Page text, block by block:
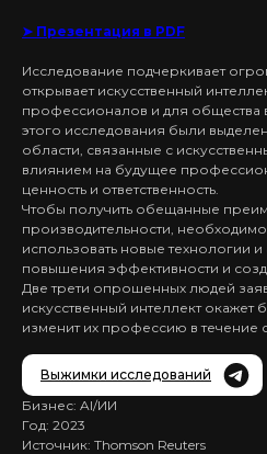
➤ Презентация в PDF
Исследование подчеркивает
открывает искусственный
профессионалов и для общества
этого исследования были
области, связанные с
влиянием на будущее
ценность и ответственность.
Чтобы получить обещанные
производительности, необходимо
использовать новые технологии
повышения эффективности и
Две трети опрошенных людей
искусственный интеллект
изменит их профессию в течение
Выжимки исследований
Бизнес: AI/ИИ
Год: 2023
Источник: Thomson Reuters